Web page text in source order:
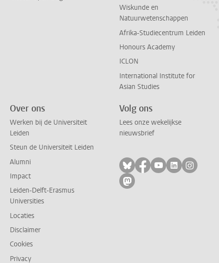
Wiskunde en
Natuurwetenschappen
Afrika-Studiecentrum Leiden
Honours Academy
ICLON
International Institute for
Asian Studies
Over ons
Werken bij de Universiteit
Leiden
Steun de Universiteit Leiden
Alumni
Impact
Leiden-Delft-Erasmus
Universities
Locaties
Disclaimer
Cookies
Privacy
Volg ons
Lees onze wekelijkse
nieuwsbrief
Volg ons op bluesky
Volg ons op
Volg ons op
Volg ons
Volg
Volg ons op mastodon